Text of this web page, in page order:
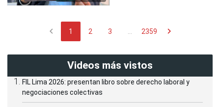
chevron_left 1 2 3 ... 2359 chevron_right
Videos más vistos
FIL Lima 2026: presentan libro sobre derecho laboral y
negociaciones colectivas